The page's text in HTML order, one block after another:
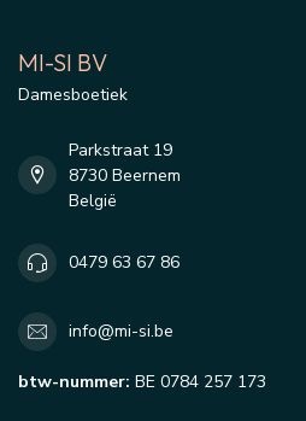
MI-SI BV
Damesboetiek
Parkstraat 19
8730 Beernem
België
0479 63 67 86
info@mi-si.be
btw-nummer: BE 0784 257 173